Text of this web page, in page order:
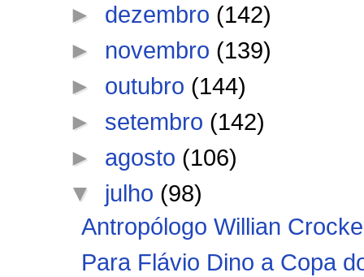
► dezembro (142)
► novembro (139)
► outubro (144)
► setembro (142)
► agosto (106)
▼ julho (98)
Antropólogo Willian
Para Flávio Dino a Copa